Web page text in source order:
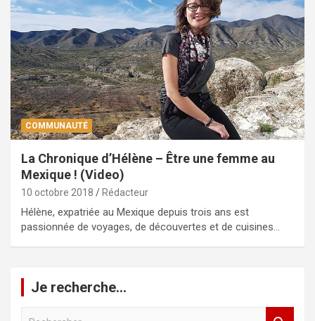
COMMUNAUTÉ
La Chronique d’Hélène – Être une femme au
Mexique ! (Video)
10 octobre 2018 Rédacteur
Hélène, expatriée au Mexique depuis trois ans est
passionnée de voyages, de découvertes et de cuisines…
Je recherche…